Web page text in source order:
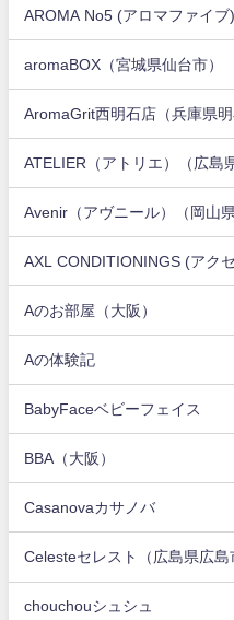
AROMA No5 (アロマファイブ)
aromaBOX（宮城県仙台市）
AromaGrit西明石店（兵庫県明
ATELIER（アトリエ）（広島
Avenir（アヴニール）（岡山
AXL CONDITIONINGS (アク
Aのお部屋（大阪）
Aの体験記
BabyFaceベビーフェイス
BBA（大阪）
Casanovaカサノバ
Celesteセレスト（広島県広島
chouchouシュシュ